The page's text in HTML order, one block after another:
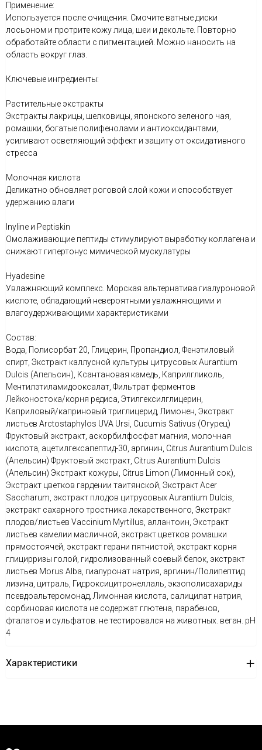
Применение:
Используется после очищения. Смочите ватные диски
лосьоном и протрите кожу лица, шеи и декольте. Повторно
обработайте области с пигментацией. Можно наносить на
область вокруг глаз.
Ключевые ингредиенты:
Растительные экстракты
Экстракты лакрицы, шелковицы, японского зеленого чая,
ромашки, богатые полифенолами и антиоксидантами,
усиливают осветляющий эффект и защиту от оксидативного
стресса
Молочная кислота
Деликатно обновляет роговой слой кожи и способствует
удержанию влаги
Inyline и Peptiskin
Омолаживающие пептиды стимулируют выработку коллагена и
снижают гипертонус мимической мускулатуры
Hyadesine
Увлажняющий комплекс. Морская альтернатива гиалуроновой
кислоте, обладающий невероятными увлажняющими и
влагоудерживающими характеристиками
Состав:
Вода, Полисорбат 20, Глицерин, Пропандиол, Фенэтиловый
спирт, Экстракт каллусной культуры цитрусовых Aurantium
Dulcis (Апельсин), Ксантановая камедь, Каприлгликоль,
Ментилэтиламидооксалат, Фильтрат ферментов
Лейконостока/корня редиса, Этилгексилглицерин,
Каприловый/каприновый триглицерид, Лимонен, Экстракт
листьев Arctostaphylos UVA Ursi, Cucumis Sativus (Огурец)
Фруктовый экстракт, аскорбилфосфат магния, молочная
кислота, ацетилгексапептид-30, аргинин, Citrus Aurantium Dulcis
(Апельсин) Фруктовый экстракт, Citrus Aurantium Dulcis
(Апельсин) Экстракт кожуры, Citrus Limon (Лимонный сок),
Экстракт цветков гардении таитянской, Экстракт Acer
Saccharum, экстракт плодов цитрусовых Aurantium Dulcis,
экстракт сахарного тростника лекарственного, Экстракт
плодов/листьев Vaccinium Myrtillus, аллантоин, Экстракт
листьев камелии масличной, экстракт цветков ромашки
прямостоячей, экстракт герани пятнистой, экстракт корня
глицирризы голой, гидролизованный соевый белок, экстракт
листьев Morus Alba, гиалуронат натрия, аргинин/Полипептид
лизина, цитраль, Гидроксицитронеллаль, экзополисахариды
псевдоальтеромонад, Лимонная кислота, салицилат натрия,
сорбиновая кислота не содержат глютена, парабенов,
фталатов и сульфатов. не тестировался на животных. веган. рН
4
Характеристики